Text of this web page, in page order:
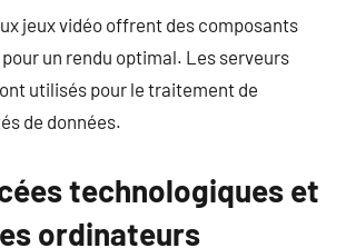
jeux vidéo offrent des composants
un rendu optimal. Les serveurs
utilisés pour le traitement de
de données.
technologiques et
ordinateurs